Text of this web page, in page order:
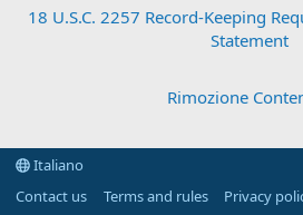
18 U.S.C. 2257 Record-Keeping
Statement
Rimozione
Italiano
Contact us
Terms and rules Privacy